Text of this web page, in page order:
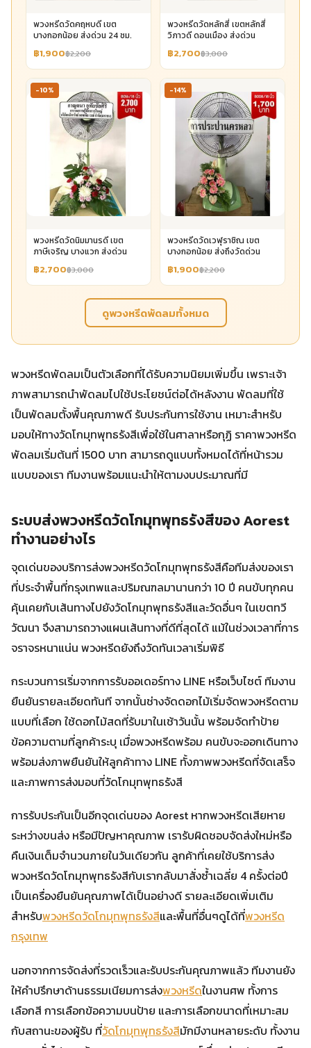
พวงหรีดวัดคฤหบดี เขต
บางกอกน้อย ส่งด่วน 24 ชม.
฿1,900฿2,200
พวงหรีดวัดหลักสี่ เขตหลักสี่
วิภาวดี ดอนเมือง ส่งด่วน
฿2,700฿3,000
-10%
พวงหรีดวัดนิมมานรดี เขต
ภาษีเจริญ บางแวก ส่งด่วน
฿2,700฿3,000
-14%
พวงหรีดวัดเวฬุราชิณ เขต
บางกอกน้อย ส่งถึงวัดด่วน
฿1,900฿2,200
ดูพวงหรีดพัดลมทั้งหมด
พวงหรีดพัดลมเป็นตัวเลือกที่ได้รับความนิยมเพิ่มขึ้น เพราะเจ้า
ภาพสามารถนำพัดลมไปใช้ประโยชน์ต่อได้หลังงาน พัดลมที่ใช้
เป็นพัดลมตั้งพื้นคุณภาพดี รับประกันการใช้งาน เหมาะสำหรับ
มอบให้ทางวัดโกมุทพุทธรังสีเพื่อใช้ในศาลาหรือกุฏิ ราคาพวงหรีด
พัดลมเริ่มต้นที่ 1500 บาท สามารถดูแบบทั้งหมดได้ที่หน้ารวม
แบบของเรา ทีมงานพร้อมแนะนำให้ตามงบประมาณที่มี
ระบบส่งพวงหรีดวัดโกมุทพุทธรังสีของ Aorest
ทำงานอย่างไร
จุดเด่นของบริการส่งพวงหรีดวัดโกมุทพุทธรังสีคือทีมส่งของเรา
ที่ประจำพื้นที่กรุงเทพและปริมณฑลมานานกว่า 10 ปี คนขับทุกคน
คุ้นเคยกับเส้นทางไปยังวัดโกมุทพุทธรังสีและวัดอื่นๆ ในเขตทวี
วัฒนา จึงสามารถวางแผนเส้นทางที่ดีที่สุดได้ แม้ในช่วงเวลาที่การ
จราจรหนาแน่น พวงหรีดยังถึงวัดทันเวลาเริ่มพิธี
กระบวนการเริ่มจากการรับออเดอร์ทาง LINE หรือเว็บไซต์ ทีมงาน
ยืนยันรายละเอียดทันที จากนั้นช่างจัดดอกไม้เริ่มจัดพวงหรีดตาม
แบบที่เลือก ใช้ดอกไม้สดที่รับมาในเช้าวันนั้น พร้อมจัดทำป้าย
ข้อความตามที่ลูกค้าระบุ เมื่อพวงหรีดพร้อม คนขับจะออกเดินทาง
พร้อมส่งภาพยืนยันให้ลูกค้าทาง LINE ทั้งภาพพวงหรีดที่จัดเสร็จ
และภาพการส่งมอบที่วัดโกมุทพุทธรังสี
การรับประกันเป็นอีกจุดเด่นของ Aorest หากพวงหรีดเสียหาย
ระหว่างขนส่ง หรือมีปัญหาคุณภาพ เรารับผิดชอบจัดส่งใหม่หรือ
คืนเงินเต็มจำนวนภายในวันเดียวกัน ลูกค้าที่เคยใช้บริการส่ง
พวงหรีดวัดโกมุทพุทธรังสีกับเรากลับมาสั่งซ้ำเฉลี่ย 4 ครั้งต่อปี
เป็นเครื่องยืนยันคุณภาพได้เป็นอย่างดี รายละเอียดเพิ่มเติม
สำหรับพวงหรีดวัดโกมุทพุทธรังสีและพื้นที่อื่นๆดูได้ที่พวงหรีด
กรุงเทพ
นอกจากการจัดส่งที่รวดเร็วและรับประกันคุณภาพแล้ว ทีมงานยัง
ให้คำปรึกษาด้านธรรมเนียมการส่งพวงหรีดในงานศพ ทั้งการ
เลือกสี การเลือกข้อความบนป้าย และการเลือกขนาดที่เหมาะสม
กับสถานะของผู้รับ ที่วัดโกมุทพุทธรังสีมักมีงานหลายระดับ ทั้งงาน